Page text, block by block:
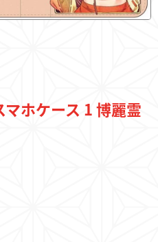
ホケース 1 博麗霊